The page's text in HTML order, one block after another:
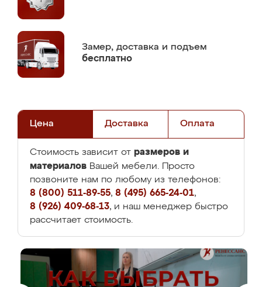
Замер, доставка и подъем
бесплатно
Цена Доставка Оплата
Стоимость зависит от размеров и
материалов Вашей мебели. Просто
позвоните нам по любому из телефонов:
8 (800) 511-89-55, 8 (495) 665-24-01,
8 (926) 409-68-13, и наш менеджер быстро
рассчитает стоимость.